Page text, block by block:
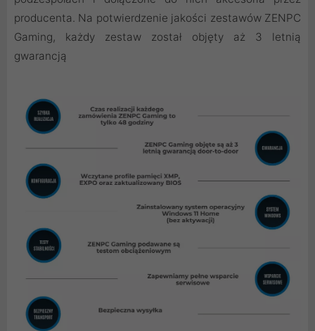
producenta. Na potwierdzenie jakości zestawów ZENPC
Gaming, każdy zestaw został objęty aż 3 letnią
gwarancją